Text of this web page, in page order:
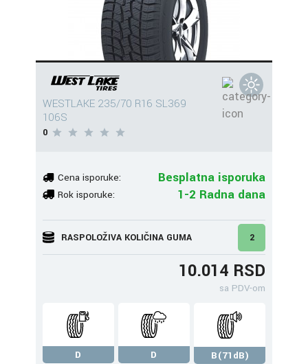
WESTLAKE 235/70 R16 SL369
106S
0
Cena isporuke: Besplatna isporuka
Rok isporuke: 1-2 Radna dana
RASPOLOŽIVA KOLIČINA GUMA 2
10.014 RSD
sa PDV-om
D D
B(71dB)